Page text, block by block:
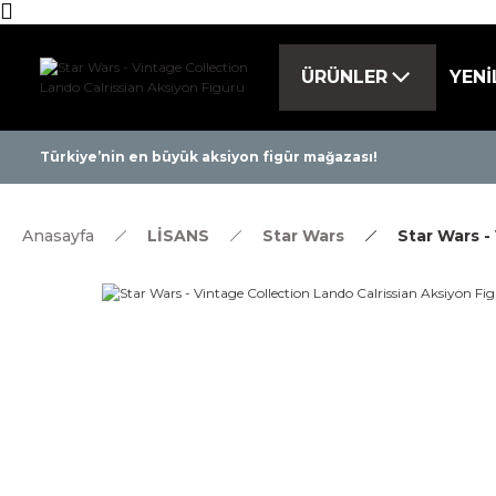
ÜRÜNLER
Türkiye’nin en büyük aksiyon figür mağazası! Tüm
Anasayfa LİSANS Star Wars Star Wars